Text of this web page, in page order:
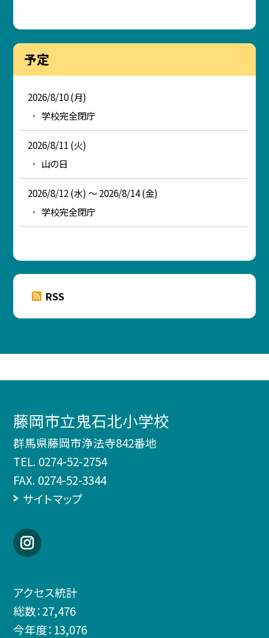
予定
2026/8/10 (月)
学校完全閉庁
2026/8/11 (火)
山の日
2026/8/12 (水) ～ 2026/8/14 (金)
学校完全閉庁
RSS
藤岡市立鬼石北小学校
群馬県藤岡市浄法寺842番地
TEL. 0274-52-2754
FAX. 0274-52-3344
サイトマップ
アクセス統計
総数：27,476
今年度： 13,076